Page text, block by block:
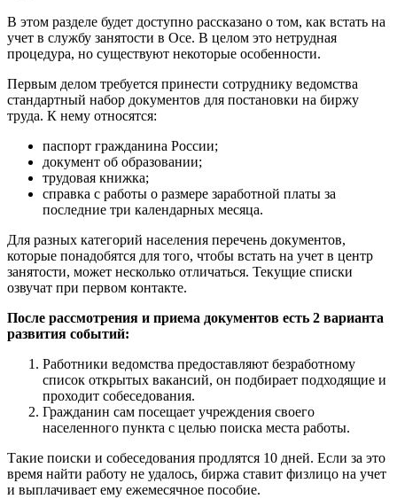
В этом разделе будет доступно рассказано о том, как встать на
учет в службу занятости в Осе. В целом это нетрудная
процедура, но существуют некоторые особенности.
Первым делом требуется принести сотруднику ведомства
стандартный набор документов для постановки на биржу
труда. К нему относятся:
паспорт гражданина России;
документ об образовании;
трудовая книжка;
справка с работы о размере заработной платы за
последние три календарных месяца.
Для разных категорий населения перечень документов,
которые понадобятся для того, чтобы встать на учет в центр
занятости, может несколько отличаться. Текущие списки
озвучат при первом контакте.
После рассмотрения и приема документов есть 2 варианта
развития событий:
Работники ведомства предоставляют безработному
список открытых вакансий, он подбирает подходящие и
проходит собеседования.
Гражданин сам посещает учреждения своего
населенного пункта с целью поиска места работы.
Такие поиски и собеседования продлятся 10 дней. Если за это
время найти работу не удалось, биржа ставит физлицо на учет
и выплачивает ему ежемесячное пособие.